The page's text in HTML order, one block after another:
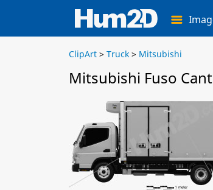
ClipArt > Truck > Mitsubishi
Mitsubishi Fuso